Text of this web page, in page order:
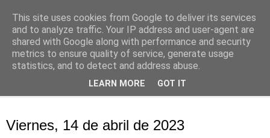
Oración personal
con el Evangelio de cada día
Viernes, 14 de abril de 2023
This site uses cookies from Google to deliver its services
and to analyze traffic. Your IP address and user-agent are
shared with Google along with performance and security
metrics to ensure quality of service, generate usage
statistics, and to detect and address abuse.
LEARN MORE GOT IT